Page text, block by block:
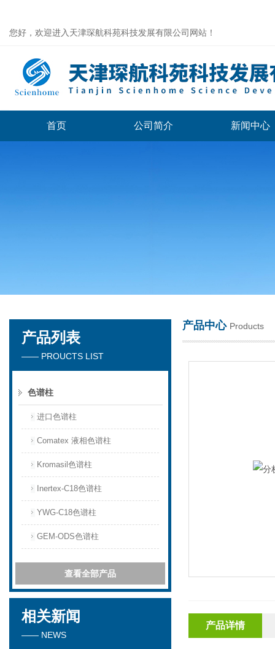
您好，欢迎进入天津琛航科苑科技发展有限公司网站！
天津琛航科苑科技发展有限公司
首页 公司简介 新闻中心
产品列表
—— PROUCTS LIST
色谱柱
进口色谱柱
Comatex 液相色谱柱
Kromasil色谱柱
Inertex-C18色谱柱
YWG-C18色谱柱
GEM-ODS色谱柱
查看全部产品
相关新闻
—— NEWS
产品中心 Products
产品详情